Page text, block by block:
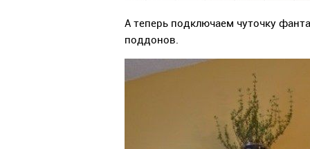
А теперь подключаем чуточку
поддонов.